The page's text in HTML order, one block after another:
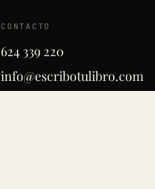
CONTACTO
624 339 220
info@escribotulibro.com